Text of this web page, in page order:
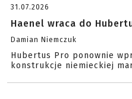
31.07.2026
Haenel wraca do
Damian Niemczuk
Hubertus Pro ponownie
konstrukcje niemieckiej